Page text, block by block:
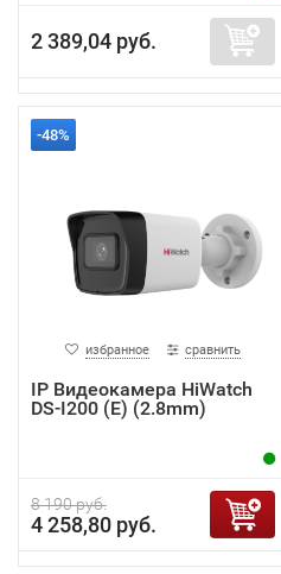
2 389,04 руб.
-48%
избранное сравнить
IP Видеокамера HiWatch
DS-I200 (E) (2.8mm)
8 190 руб.
4 258,80 руб.